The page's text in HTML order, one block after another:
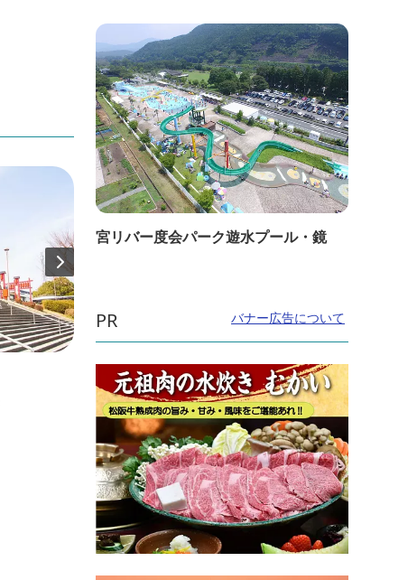
直線距離：1.1km
伊勢自動車道「安濃サービスエリア」
上り線
宮リバー度会パーク遊水プール・鏡
PR バナー広告について